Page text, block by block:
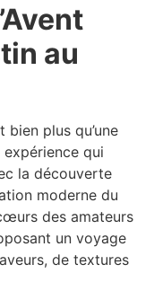
au
bien plus qu’une
expérience qui
la découverte
moderne du
des amateurs
un voyage
de textures